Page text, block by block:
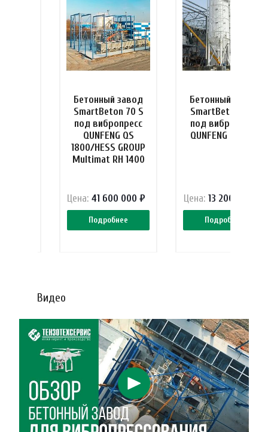
Бетонный завод
SmartBeton 70 S
под вибропресс
QUNFENG QS
1800/HESS GROUP
Multimat RH 1400
Подробнее
Цена: 41 600 000 ₽
Бетонный завод
SmartBeton 15 S
под вибропресс
QUNFENG QF 400
Подробнее
Цена: 13 200 000 ₽
Видео